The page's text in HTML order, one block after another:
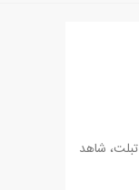
شاهد